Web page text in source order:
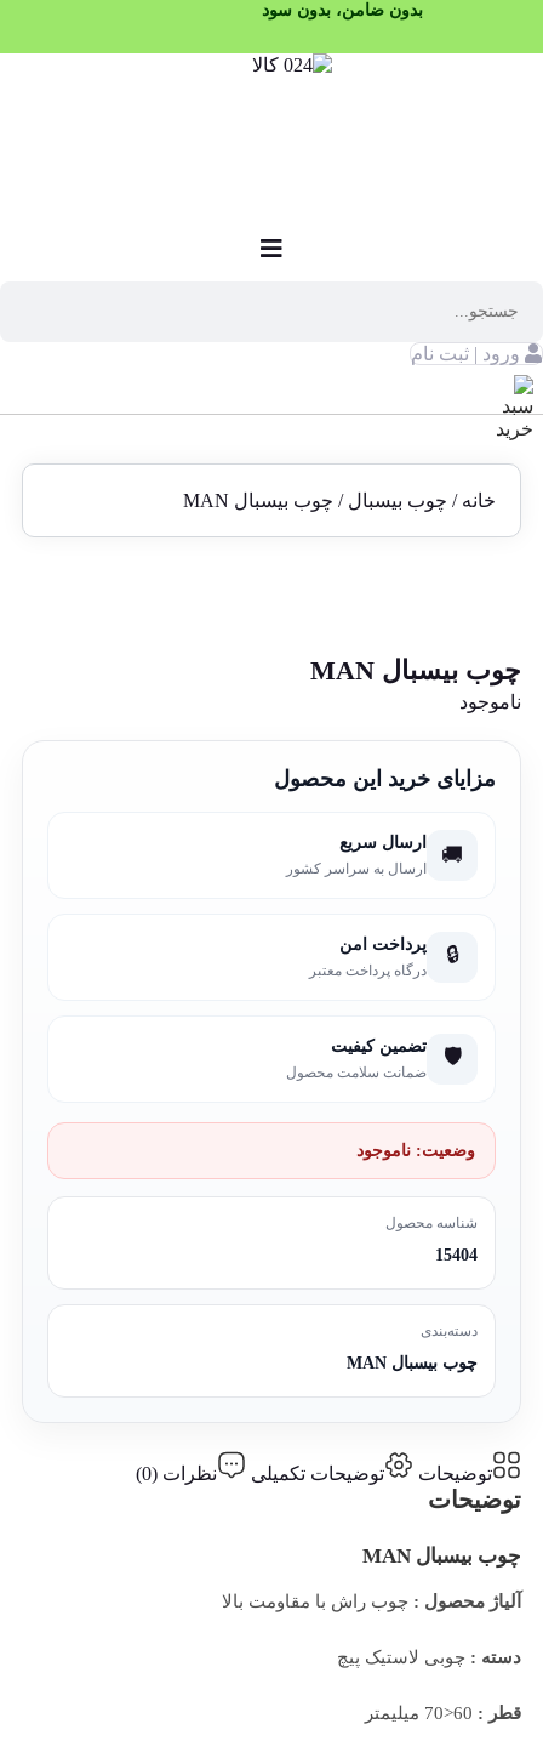
بدون ضامن، بدون سود
ورود | ثبت نام
خانه / چوب بیسبال / چوب بیسبال MAN
چوب بیسبال MAN
ناموجود
مزایای خرید این محصول
🚚 ارسال سریع
ارسال به سراسر کشور
🔒 پرداخت امن
درگاه پرداخت معتبر
🛡️ تضمین کیفیت
ضمانت سلامت محصول
وضعیت: ناموجود
شناسه محصول
15404
دسته‌بندی
چوب بیسبال MAN
توضیحات توضیحات تکمیلی نظرات (0)
توضیحات
چوب بیسبال MAN
آلیاژ محصول : چوب راش با مقاومت بالا
دسته : چوبی لاستیک پیچ
قطر :